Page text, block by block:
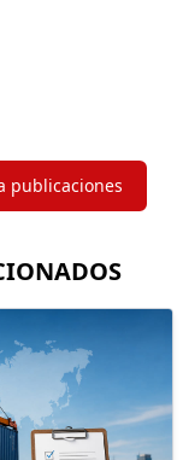
publicaciones